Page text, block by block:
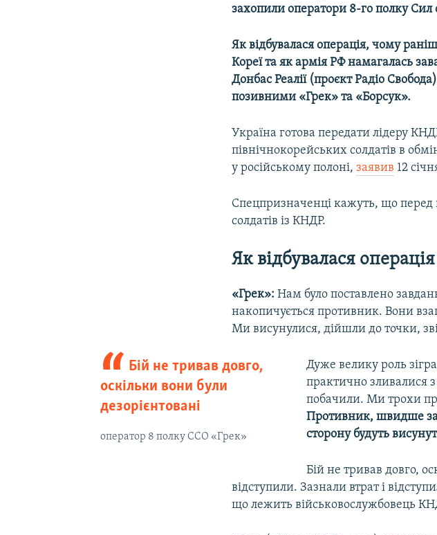
захопили оператори 8-го полку Сил
Як відбувалася операція, чому
Кореї та як армія РФ намагалась
Донбас Реалії (проєкт Радіо
позивними «Грек» та «Борсук».
Україна готова передати лідеру
північнокорейських солдатів в
у російському полоні,заявив 12
Спецпризначенці кажуть, що перед
солдатів із КНДР.
Як відбувалася операція
«Грек»: Нам було поставлено
накопичується противник. Вони
Ми висунулися, дійшли до точки,
Бій не тривав довго,
оскільки вони були
дезорієнтовані
оператор 8 полку ССО «Грек»
Дуже велику роль
практично зливалися
побачили. Ми трохи
Противник, швидше за
сторону будуть
Бій не тривав довго,
відступили. Зазнали втрат і
що лежить військовослужбовець